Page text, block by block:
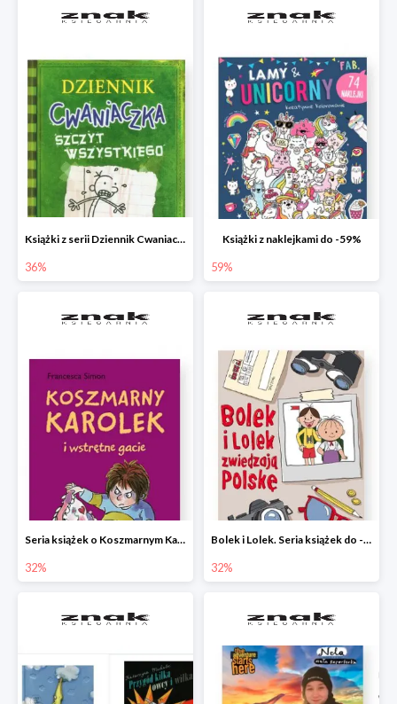
Książki z serii Dziennik Cwaniaczka
36%
Książki z naklejkami do -59%
59%
Seria książek o Koszmarnym Karolku do -32%
32%
Bolek i Lolek. Seria książek do -32%
32%